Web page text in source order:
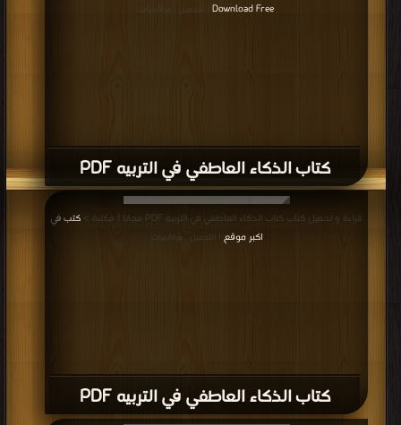
كتاب الذكاء العاطفي في التربيه PDF
Download Free | التحميل : مرة/مرات
كتاب الذكاء العاطفي في التربيه PDF
قراءة و تحميل كتاب كتاب الذكاء العاطفي في التربيه PDF مجانا | مكتبة >
كتب في
اكبر موقع
| التحميل : مرة/مرات